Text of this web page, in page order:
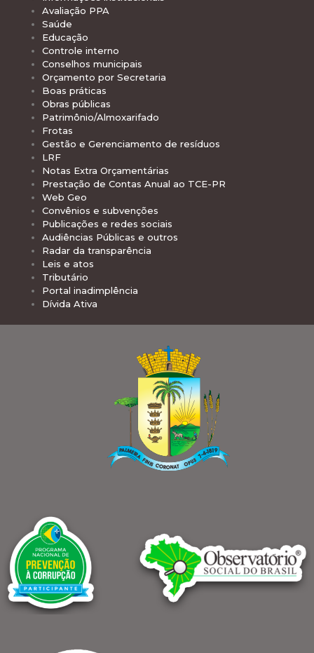
Avaliação PPA
Saúde
Educação
Controle interno
Conselhos municipais
Orçamento por Secretaria
Boas práticas
Obras públicas
Patrimônio/Almoxarifado
Frotas
Gestão e Gerenciamento de resíduos
LRF
Notas Extra Orçamentárias
Prestação de Contas Anual ao TCE-PR
Web Geo
Convênios e subvenções
Publicações e redes sociais
Audiências Públicas e outros
Radar da transparência
Leis e atos
Tributário
Portal inadimplência
Dívida Ativa